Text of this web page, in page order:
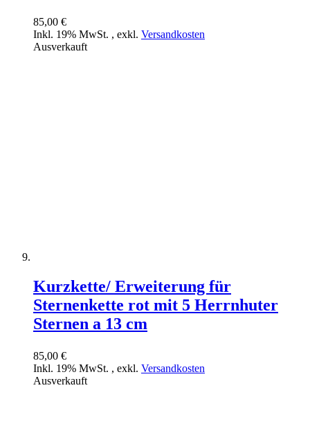
85,00 €
Inkl. 19% MwSt. , exkl. Versandkosten
Ausverkauft
Kurzkette/ Erweiterung für
Sternenkette rot mit 5 Herrnhuter
Sternen a 13 cm
85,00 €
Inkl. 19% MwSt. , exkl. Versandkosten
Ausverkauft